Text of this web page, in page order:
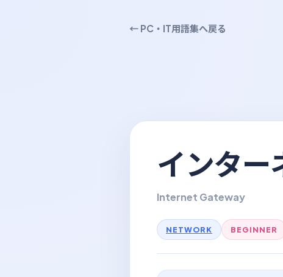
← PC・IT用語集へ戻る
インター
Internet Gateway
NETWORK BEGINNER